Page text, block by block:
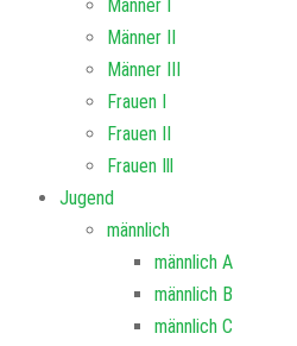
Männer I
Männer II
Männer III
Frauen I
Frauen II
Frauen Ill
Jugend
männlich
männlich A
männlich B
männlich C